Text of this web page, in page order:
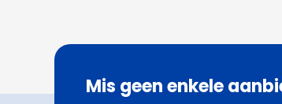
Mis geen enkele